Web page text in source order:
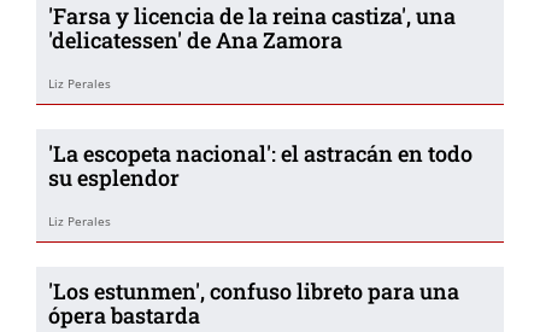
'Farsa y licencia de la reina castiza', una
'delicatessen' de Ana Zamora
Liz Perales
'La escopeta nacional': el astracán en todo
su esplendor
Liz Perales
'Los estunmen', confuso libreto para una
ópera bastarda